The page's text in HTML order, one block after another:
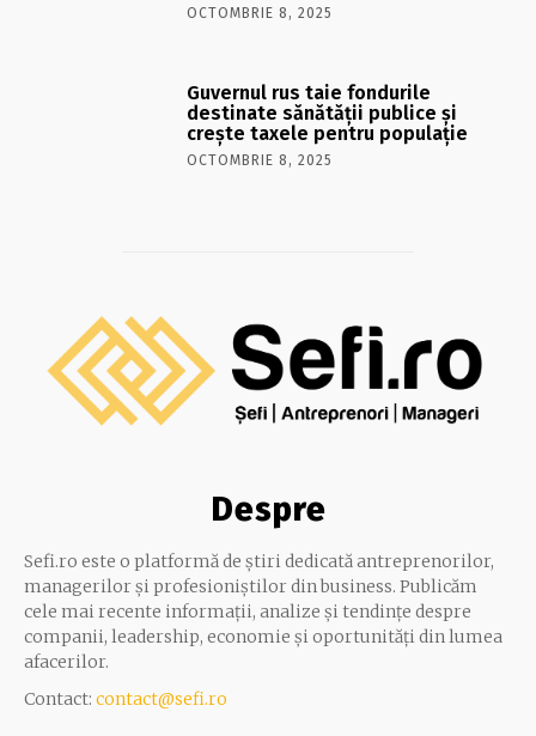
OCTOMBRIE 8, 2025
Guvernul rus taie fondurile
destinate sănătății publice și
crește taxele pentru populație
OCTOMBRIE 8, 2025
Despre
Sefi.ro este o platformă de știri dedicată antreprenorilor,
managerilor și profesioniștilor din business. Publicăm
cele mai recente informații, analize și tendințe despre
companii, leadership, economie și oportunități din lumea
afacerilor.
Contact: contact@sefi.ro